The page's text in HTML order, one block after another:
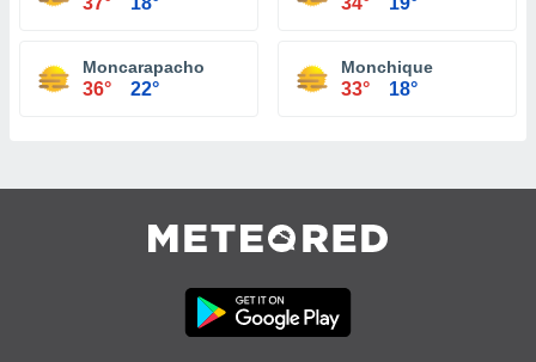
Moncarapacho
36° 22°
Monchique
33° 18°